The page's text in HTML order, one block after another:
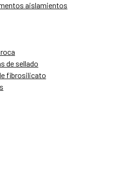
aislamientos
de sellado
fibrosilicato